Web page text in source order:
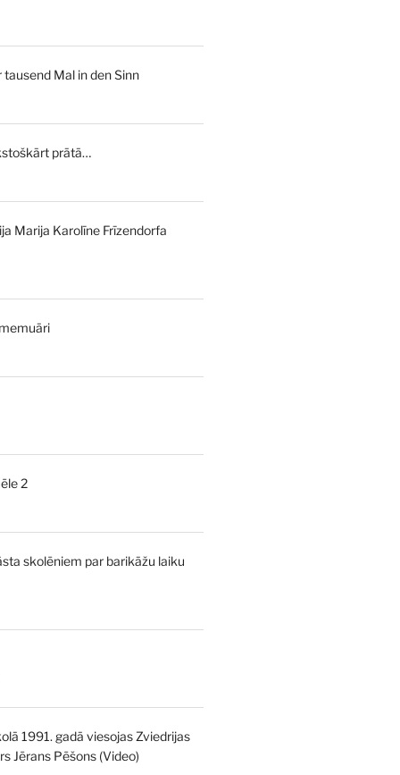
€.
Mal in den Sinn
prātā…
€.
Marija Karolīne Frīzendorfa
€.
2
€.
skolēniem par barikāžu laiku
€.
1991. gadā viesojas Zviedrijas
Jērans Pēšons (Video)